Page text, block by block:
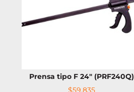
Prensa tipo F 24″ (PRF240Q)
$59.835